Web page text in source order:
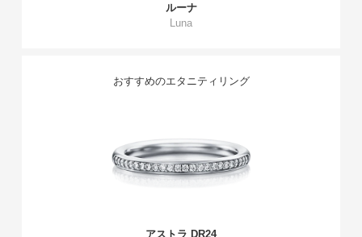
ルーナ
Luna
おすすめのエタニティリング
アストラ DR24